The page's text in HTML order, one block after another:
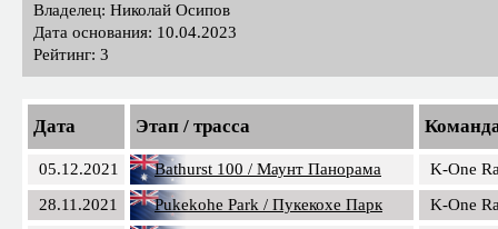
Владелец: Николай Осипов
Дата основания: 10.04.2023
Рейтинг: 3
Дата Этап / трасса
05.12.2021 Bathurst 100 / Маунт Панорама
K-One
28.11.2021
Pukekohe Park / Пукекохе Парк
K-One